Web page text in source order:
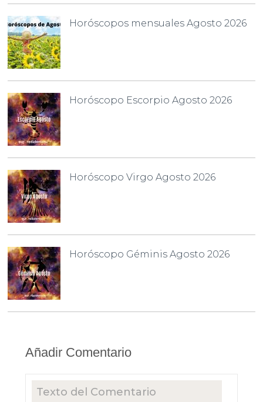
Horóscopos mensuales Agosto 2026
Horóscopo Escorpio Agosto 2026
Horóscopo Virgo Agosto 2026
Horóscopo Géminis Agosto 2026
Añadir Comentario